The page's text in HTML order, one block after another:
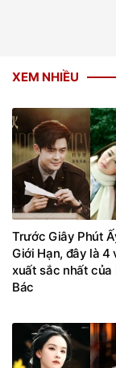
XEM NHIỀU
Trước Giây Phút
Giới Hạn, đây là 4
xuất sắc nhất của
Bác